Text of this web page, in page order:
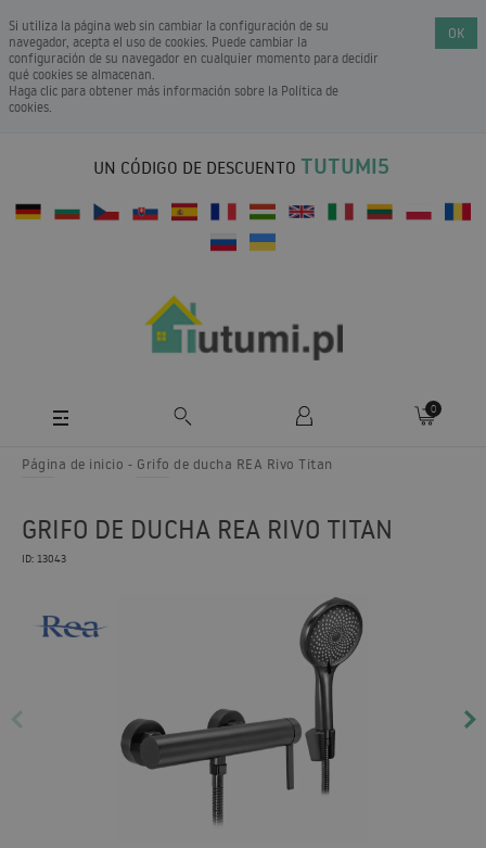
Si utiliza la página web sin cambiar la configuración de su
navegador, acepta el uso de cookies. Puede cambiar la
configuración de su navegador en cualquier momento para decidir
qué cookies se almacenan.
Haga clic para obtener más información sobre la Política de
cookies.
OK
UN CÓDIGO DE DESCUENTO TUTUMI5
0
Página de inicio Grifo de ducha REA Rivo Titan
GRIFO DE DUCHA REA RIVO TITAN
ID: 13043